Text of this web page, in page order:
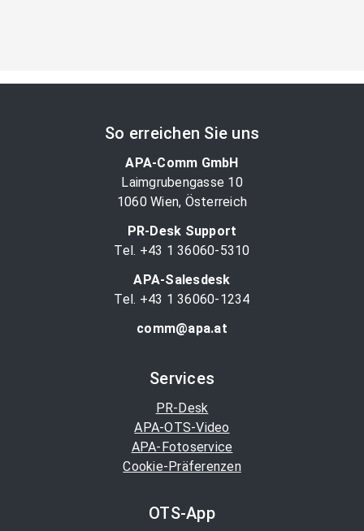
So erreichen Sie uns
APA-Comm GmbH
Laimgrubengasse 10
1060 Wien, Österreich
PR-Desk Support
Tel. +43 1 36060-5310
APA-Salesdesk
Tel. +43 1 36060-1234
comm@apa.at
Services
PR-Desk
APA-OTS-Video
APA-Fotoservice
Cookie-Präferenzen
OTS-App